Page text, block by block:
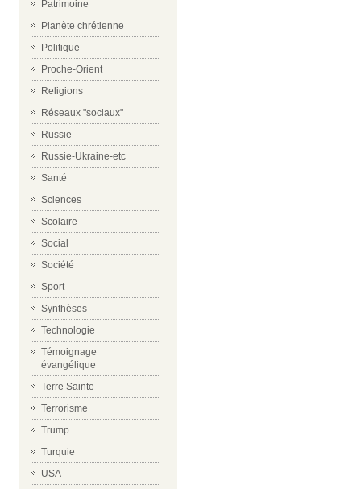
Patrimoine
Planète chrétienne
Politique
Proche-Orient
Religions
Réseaux "sociaux"
Russie
Russie-Ukraine-etc
Santé
Sciences
Scolaire
Social
Société
Sport
Synthèses
Technologie
Témoignage
évangélique
Terre Sainte
Terrorisme
Trump
Turquie
USA